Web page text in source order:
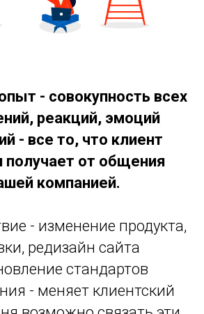
- совокупность всех
реакций, эмоций
- все то, что клиент
получает от общения
компанией.
- изменение продукта,
редизайн сайта
стандартов
- меняет клиентский